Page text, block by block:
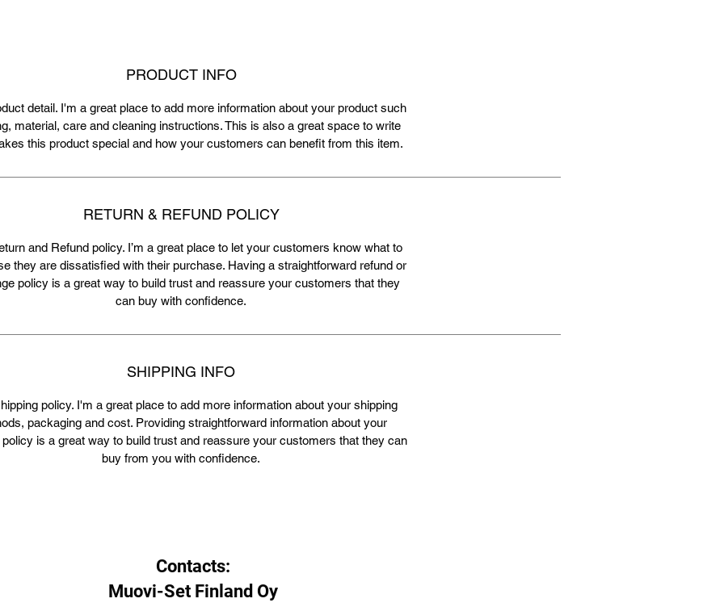
PRODUCT INFO
detail. I'm a great place to add more information about your product such
material, care and cleaning instructions. This is also a great space to write
this product special and how your customers can benefit from this item.
RETURN & REFUND POLICY
and Refund policy. I’m a great place to let your customers know what to
they are dissatisfied with their purchase. Having a straightforward refund or
policy is a great way to build trust and reassure your customers that they
can buy with confidence.
SHIPPING INFO
policy. I'm a great place to add more information about your shipping
packaging and cost. Providing straightforward information about your
policy is a great way to build trust and reassure your customers that they can
buy from you with confidence.
Contacts:
Muovi-Set Finland Oy